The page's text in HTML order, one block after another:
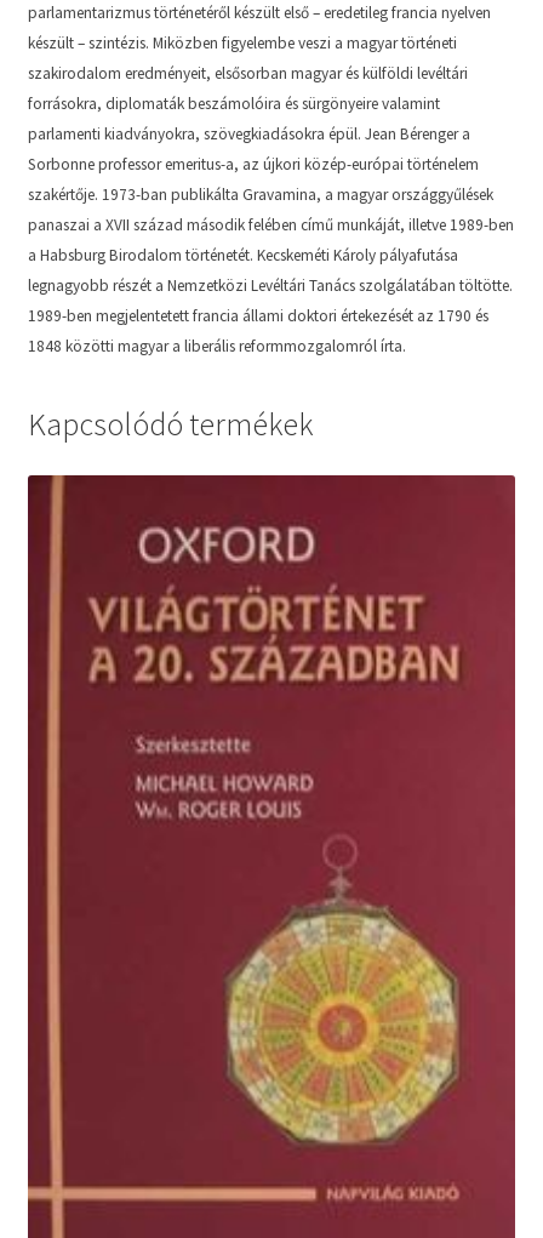
parlamentarizmus történetéről készült első – eredetileg francia nyelven
készült – szintézis. Miközben figyelembe veszi a magyar történeti
szakirodalom eredményeit, elsősorban magyar és külföldi levéltári
forrásokra, diplomaták beszámolóira és sürgönyeire valamint
parlamenti kiadványokra, szövegkiadásokra épül. Jean Bérenger a
Sorbonne professor emeritus-a, az újkori közép-európai történelem
szakértője. 1973-ban publikálta Gravamina, a magyar országgyűlések
panaszai a XVII század második felében című munkáját, illetve 1989-ben
a Habsburg Birodalom történetét. Kecskeméti Károly pályafutása
legnagyobb részét a Nemzetközi Levéltári Tanács szolgálatában töltötte.
1989-ben megjelentetett francia állami doktori értekezését az 1790 és
1848 közötti magyar a liberális reformmozgalomról írta.
Kapcsolódó termékek